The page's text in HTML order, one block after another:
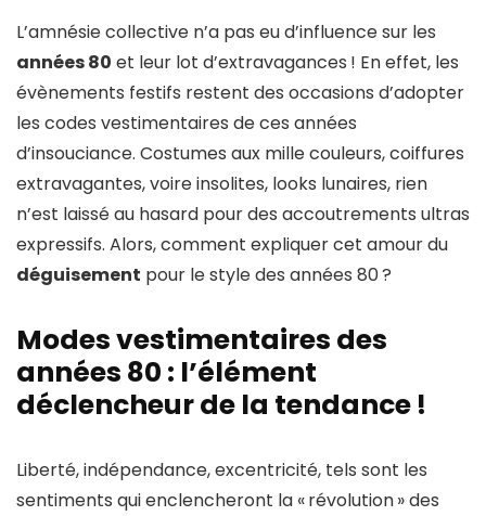
L’amnésie collective n’a pas eu d’influence sur les
années 80 et leur lot d’extravagances ! En effet, les
évènements festifs restent des occasions d’adopter
les codes vestimentaires de ces années
d’insouciance. Costumes aux mille couleurs, coiffures
extravagantes, voire insolites, looks lunaires, rien
n’est laissé au hasard pour des accoutrements ultras
expressifs. Alors, comment expliquer cet amour du
déguisement pour le style des années 80 ?
Modes vestimentaires des
années 80 : l’élément
déclencheur de la tendance !
Liberté, indépendance, excentricité, tels sont les
sentiments qui enclencheront la « révolution » des